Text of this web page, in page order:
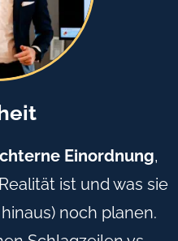
Einordnung,
ist und was sie
noch planen.